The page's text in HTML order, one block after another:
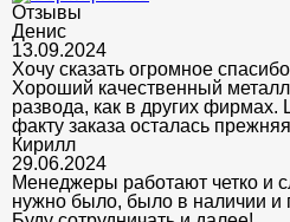
Отзывы
Денис
13.09.2024
Хочу сказать огромное
Хороший качественный
развода, как в других
факту заказа осталась
Кирилл
29.06.2024
Менеджеры работают четко и
нужно было, было в наличии и